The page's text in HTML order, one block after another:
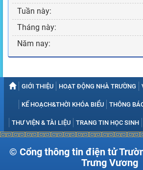
Tuần này:
Tháng này:
Năm nay:
GIỚI THIỆU HOẠT ĐỘNG NHÀ TRƯỜNG
KẾ HOẠCH&THỜI KHÓA BIỂU THÔNG
THƯ VIỆN & TÀI LIỆU TRANG TIN HỌC SINH
© Cổng thông tin điện tử
Trưng Vương